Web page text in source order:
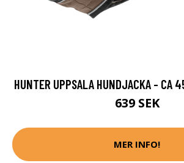
HUNTER UPPSALA HUNDJACKA - CA
639 SEK
MER INFO!